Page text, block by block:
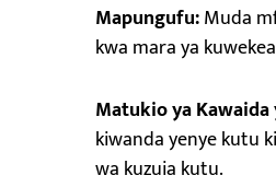
Mapungufu:Muda
kwa mara ya
Matukio ya
kiwanda yenye kutu
wa kuzuia kutu.